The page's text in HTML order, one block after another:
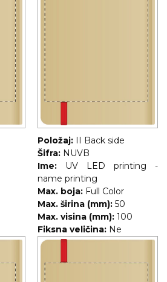
Položaj: II Back side
Šifra: NUVB
Ime:
UV LED printing -
name printing
Max. boja: Full Color
Max. širina (mm): 50
Max. visina (mm): 100
Fiksna veličina: Ne